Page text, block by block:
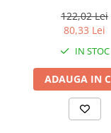
122,02 Lei
80,33 Lei
IN STOC
ADAUGA IN